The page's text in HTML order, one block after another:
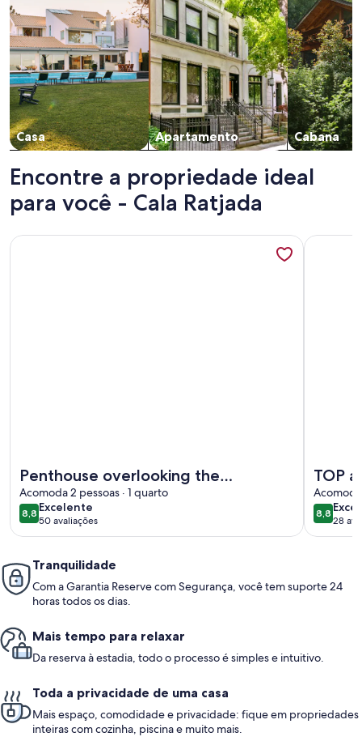
Casa Apartamento Cabana
Encontre a propriedade ideal
para você - Cala Ratjada
Penthouse overlooking the
Mediterranean
Acomoda 2 pessoas · 1 quarto
8,88,8 de 10
Excelente
excelente
50 avaliações
(50
Mais informações sobre Penthouse overlooking the
TOP
Acomoda
8,88,8 de
28
(28
Mais
Tranquilidade
Com a Garantia Reserve com Segurança, você tem suporte 24
horas todos os dias.
Mais tempo para relaxar
Da reserva à estadia, todo o processo é simples e intuitivo.
Toda a privacidade de uma casa
Mais espaço, comodidade e privacidade: fique em propriedades
inteiras com cozinha, piscina e muito mais.